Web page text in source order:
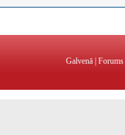
Galvenā Forums